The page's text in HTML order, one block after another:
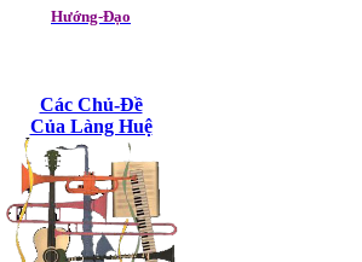
Hướng-Đạo
Các Chủ-Đề
Của Làng Huệ